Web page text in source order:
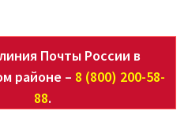
Почты России в
районе – 8 (800) 200-58-
88.